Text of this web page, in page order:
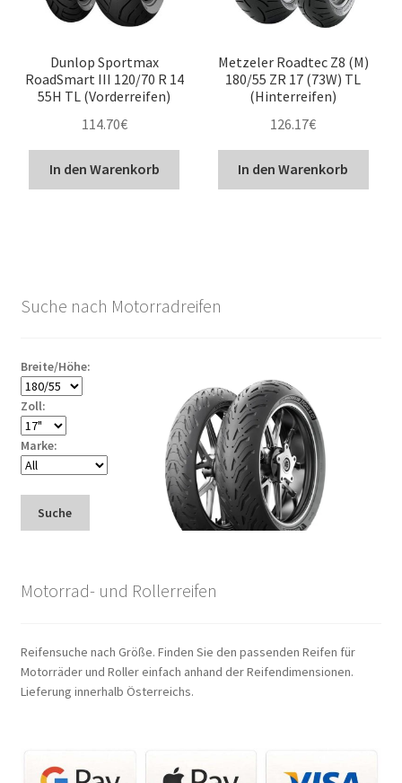
Dunlop Sportmax
RoadSmart III 120/70 R 14
55H TL (Vorderreifen)
114.70€
In den Warenkorb
Metzeler Roadtec Z8 (M)
180/55 ZR 17 (73W) TL
(Hinterreifen)
126.17€
In den Warenkorb
Suche nach Motorradreifen
Breite/Höhe:
Zoll:
Marke:
Suche
Motorrad- und Rollerreifen
Reifensuche nach Größe. Finden Sie den passenden Reifen für
Motorräder und Roller einfach anhand der Reifendimensionen.
Lieferung innerhalb Österreichs.